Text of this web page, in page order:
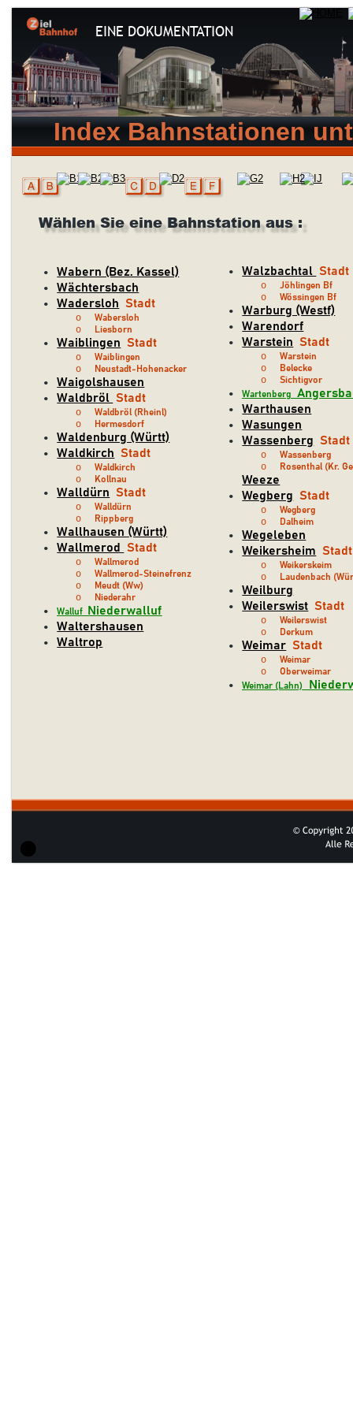
EINE DOKUMENTATION
• Wabern (Bez. Kassel)
• Wächtersbach
• Wadersloh Stadt
o Wabersloh
o Liesborn
• Waiblingen Stadt
o Waiblingen
o Neustadt-Hohenacker
• Waigolshausen
• Waldbröl Stadt
o Waldbröl (Rheinl)
o Hermesdorf
• Waldenburg (Württ)
• Waldkirch Stadt
o Waldkirch
o Kollnau
• Walldürn Stadt
o Walldürn
o Rippberg
• Wallhausen (Württ)
• Wallmerod Stadt
o Wallmerod
o Wallmerod-Steinefrenz
o Meudt (Ww)
o Niederahr
• Walluf Niederwalluf
• Waltershausen
• Waltrop
• Walzbachtal Stadt
o Jöhlingen Bf
o Wössingen Bf
• Warburg (Westf)
• Warendorf
• Warstein Stadt
o Warstein
o Belecke
o Sichtigvor
• Wartenberg
• Warthausen
• Wasungen
• Wassenberg Stadt
o Wassenberg
o Rosenthal (Kr.
Weeze
• Wegberg Stadt
o Wegberg
o Dalheim
• Wegeleben
• Weikersheim Stadt
o Weikerskeim
o Laudenbach
• Weilburg
• Weilerswist Stadt
o Weilerswist
o Derkum
• Weimar Stadt
o Weimar
o Oberweimar
• Weimar (Lahn)
Wählen Sie eine Bahnstation aus :
Index Bahnstationen